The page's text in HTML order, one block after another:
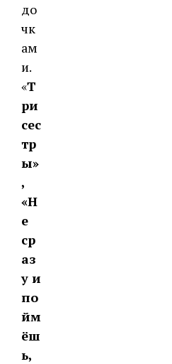
до
чк
ам
и.
«Т
ри
сес
тр
ы»
,
«Н
е
ср
аз
у и
по
йм
ёш
ь,